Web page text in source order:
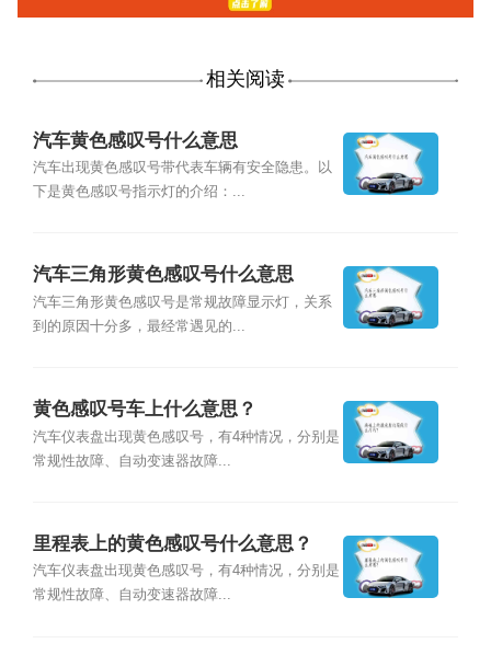
相关阅读
汽车黄色感叹号什么意思
汽车出现黄色感叹号带代表车辆有安全隐患。以
下是黄色感叹号指示灯的介绍：...
汽车三角形黄色感叹号什么意思
汽车三角形黄色感叹号是常规故障显示灯，关系
到的原因十分多，最经常遇见的...
黄色感叹号车上什么意思？
汽车仪表盘出现黄色感叹号，有4种情况，分别是
常规性故障、自动变速器故障...
里程表上的黄色感叹号什么意思？
汽车仪表盘出现黄色感叹号，有4种情况，分别是
常规性故障、自动变速器故障...